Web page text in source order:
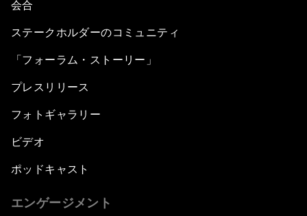
会合
ステークホルダーのコミュニティ
「フォーラム・ストーリー」
プレスリリース
フォトギャラリー
ビデオ
ポッドキャスト
エンゲージメント